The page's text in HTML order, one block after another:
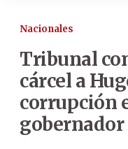
Nacionales
Tribunal
cárcel a
corrupción
gobernador